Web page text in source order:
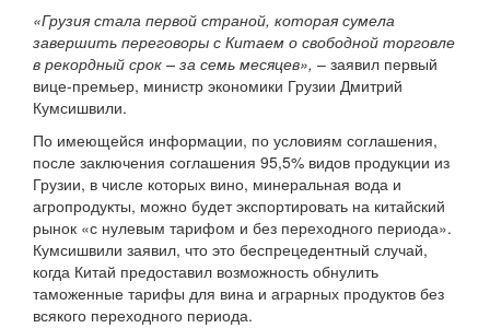
«Грузия стала первой страной, которая сумела
завершить переговоры с Китаем о свободной торговле
в рекордный срок – за семь месяцев», – заявил первый
вице-премьер, министр экономики Грузии Дмитрий
Кумсишвили.
По имеющейся информации, по условиям соглашения,
после заключения соглашения 95,5% видов продукции из
Грузии, в числе которых вино, минеральная вода и
агропродукты, можно будет экспортировать на китайский
рынок «с нулевым тарифом и без переходного периода».
Кумсишвили заявил, что это беспрецедентный случай,
когда Китай предоставил возможность обнулить
таможенные тарифы для вина и аграрных продуктов без
всякого переходного периода.